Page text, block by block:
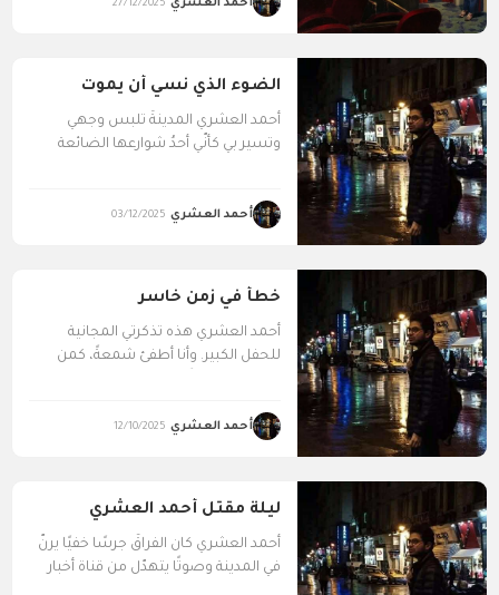
أحمد العشري 27/12/2025
الضوء الذي نسي أن يموت
أحمد العشري المدينةَ تلبس وجهي
وتسير بي كأنّي أحدُ شوارعها الضائعة
أحمد العشري 03/12/2025
خطأ في زمن خاسر
أحمد العشري هذه تذكرتي المجانية
للحفل الكبير. وأنا أطفئ شمعةً، كمن
أحمد العشري 12/10/2025
ليلة مقتل أحمد العشري
أحمد العشري كان الفراقُ جرسًا خفيًا يرنّ
في المدينة وصوتًا يتهدّل من قناة أخبار